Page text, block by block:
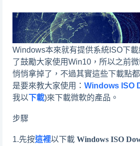
Windows本來就有提供系統ISO下
了鼓勵大家使用Win10，所以之前
悄悄拿掉了，不過其實這些下載點
是要來教大家使用： Windows ISO
我以下載)來下載微軟的產品。
步驟
1.先按這裡以下載 Windows ISO